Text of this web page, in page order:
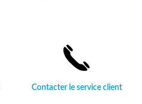
Contacter le service client